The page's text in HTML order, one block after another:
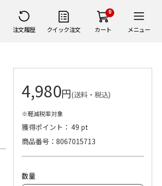
注文履歴 クイック注文
0
カート メニュー
4,980円(送料・税込)
※軽減税率対象
獲得ポイント： 49 pt
商品番号
8067015713
数量